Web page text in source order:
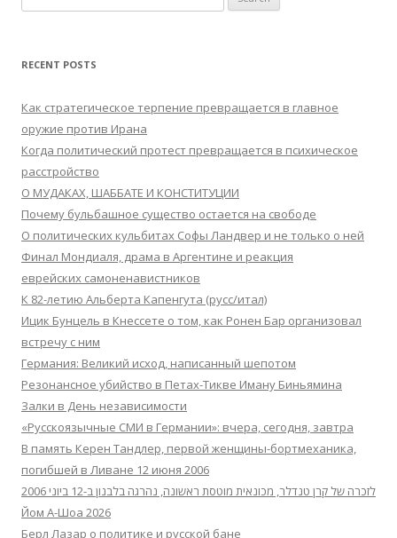
for:
RECENT POSTS
Как стратегическое терпение превращается в главное
оружие против Ирана
Когда политический протест превращается в психическое
расстройство
О МУДАКАХ, ШАББАТЕ И КОНСТИТУЦИИ
Почему бульбашное существо остается на свободе
О политических кульбитах Софы Ландвер и не только о ней
Финал Мондиаля, драма в Аргентине и реакция
еврейских самоненавистников
К 82-летию Альберта Капенгута (русс/итал)
Ицик Бунцель в Кнессете о том, как Ронен Бар организовал
встречу с ним
Германия: Великий исход, написанный шепотом
Резонансное убийство в Петах-Тикве Иману Биньямина
Залки в День независимости
«Русскоязычные СМИ в Германии»: вчера, сегодня, завтра
В память Керен Тандлер, первой женщины-бортмеханика,
погибшей в Ливане 12 июня 2006
לזכרה של קרן טנדלר, מכונאית מוטסת ראשונה, נהרגה בלבנון ב-12 ביוני 2006
Йом А-Шоа 2026
Берл Лазар о политике и русской бане